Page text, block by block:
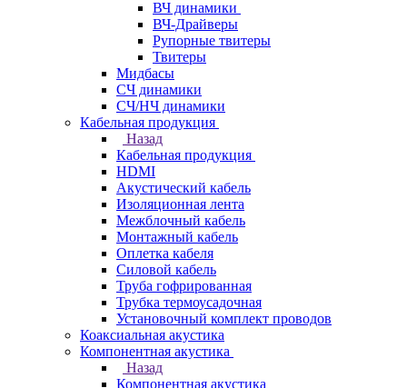
ВЧ динамики
ВЧ-Драйверы
Рупорные твитеры
Твитеры
Мидбасы
СЧ динамики
СЧ/НЧ динамики
Кабельная продукция
Назад
Кабельная продукция
HDMI
Акустический кабель
Изоляционная лента
Межблочный кабель
Монтажный кабель
Оплетка кабеля
Силовой кабель
Труба гофрированная
Трубка термоусадочная
Установочный комплект проводов
Коаксиальная акустика
Компонентная акустика
Назад
Компонентная акустика